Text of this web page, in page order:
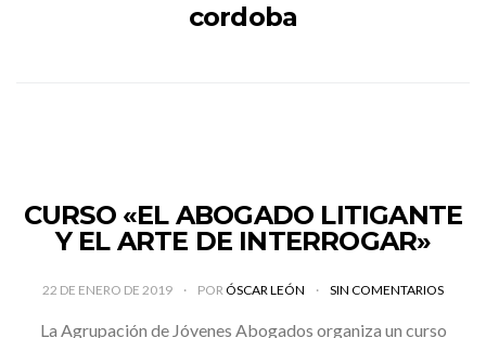
cordoba
CURSO «EL ABOGADO LITIGANTE
Y EL ARTE DE INTERROGAR»
22 DE ENERO DE 2019 PORÓSCAR LEÓN SIN COMENTARIOS
La Agrupación de Jóvenes Abogados organiza un curso